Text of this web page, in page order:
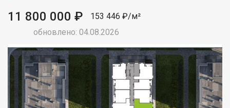
11 800 000 ₽
153 446 ₽/м²
обновлено: 04.08.2026